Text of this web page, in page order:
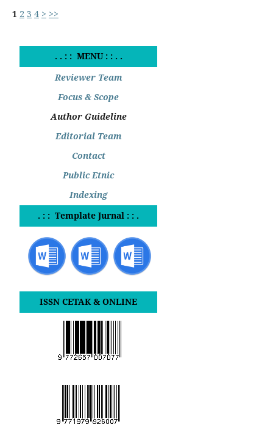
1 2 3 4 > >>
. . : : MENU : : . .
Reviewer Team
Focus & Scope
Author Guideline
Editorial Team
Contact
Public Etnic
Indexing
. : : Template Jurnal : : .
ISSN CETAK & ONLINE